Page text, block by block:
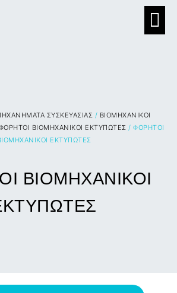
ΣΥΣΚΕΥΑΣΙΑΣ / ΒΙΟΜΗΧΑΝΙΚΟΙ
ΒΙΟΜΗΧΑΝΙΚΟΙ ΕΚΤΥΠΩΤΕΣ / ΦΟΡΗΤΟΙ
ΕΚΤΥΠΩΤΕΣ
ΒΙΟΜΗΧΑΝΙΚΟΙ